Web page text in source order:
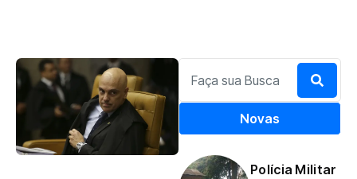
Novas
Polícia Militar